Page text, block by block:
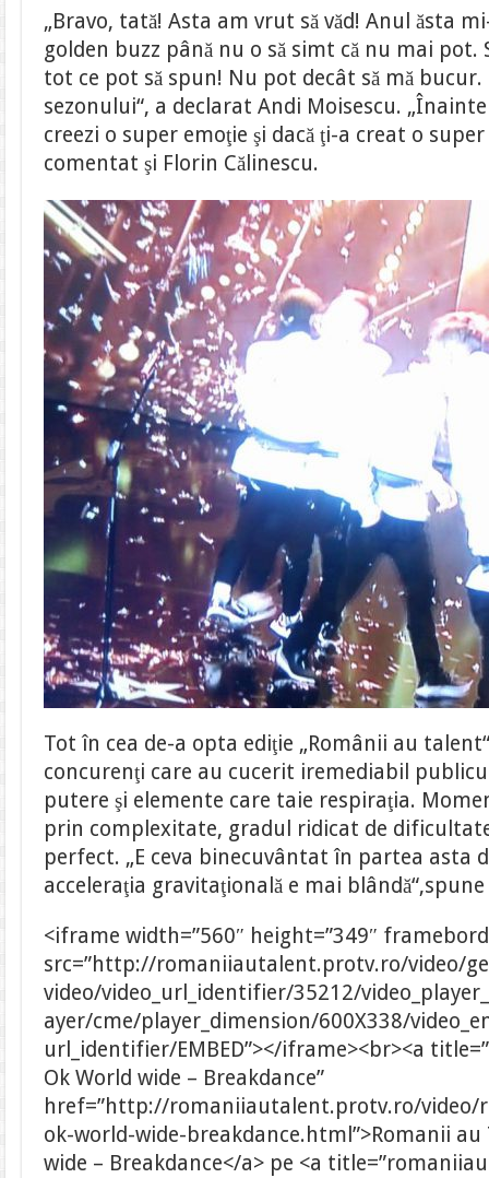
„Bravo, tată! Asta am vrut să văd! Anul ăsta
golden buzz până nu o să simt că nu mai
tot ce pot să spun! Nu pot decât să mă
sezonului“, a declarat Andi Moisescu.
creezi o super emoţie şi dacă ţi-a creat o
comentat şi Florin Călinescu.
Tot în cea de-a opta ediţie „Românii au
concurenţi care au cucerit iremediabil
putere şi elemente care taie respiraţia.
prin complexitate, gradul ridicat de
perfect. „E ceva binecuvântat în partea asta
acceleraţia gravitaţională e mai
<iframe width=”560″ height=”349″
src=”http://romaniiautalent.protv.ro/video/
video/video_url_identifier/35212/
ayer/cme/player_dimension/600X338/
url_identifier/EMBED”></iframe><br><a
Ok World wide – Breakdance”
href=”http://romaniiautalent.protv.ro/
ok-world-wide-breakdance.html”>Romanii
wide – Breakdance</a> pe <a